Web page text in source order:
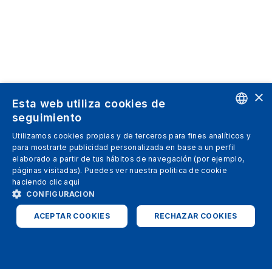
SPANISH
ITALIAN
ENGLISH
×
Esta web utiliza cookies de
seguimiento
Utilizamos cookies propias y de terceros para fines analíticos y
para mostrarte publicidad personalizada en base a un perfil
elaborado a partir de tus hábitos de navegación (por ejemplo,
páginas visitadas). Puedes ver nuestra politica de cookie
haciendo clic aqui
CONFIGURACION
ACEPTAR COOKIES RECHAZAR COOKIES